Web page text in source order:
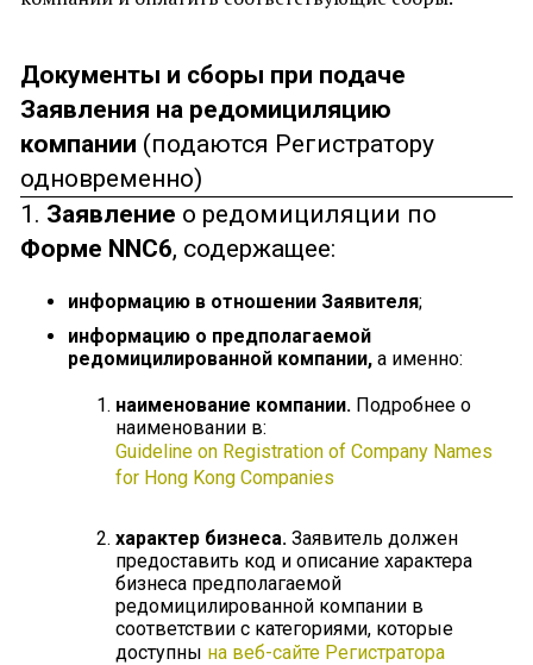
Документы и сборы при подаче
Заявления на редомициляцию
компании (подаются Регистратору
одновременно)
1. Заявление о редомициляции по
Форме NNC6, содержащее:
информацию в отношении Заявителя;
информацию о предполагаемой
редомицилированной компании, а именно:
наименование компании. Подробнее о
наименовании в:
Guideline on Registration of Company Names
for Hong Kong Companies
характер бизнеса. Заявитель должен
предоставить код и описание характера
бизнеса предполагаемой
редомицилированной компании в
соответствии с категориями, которые
доступны на веб-сайте Регистратора